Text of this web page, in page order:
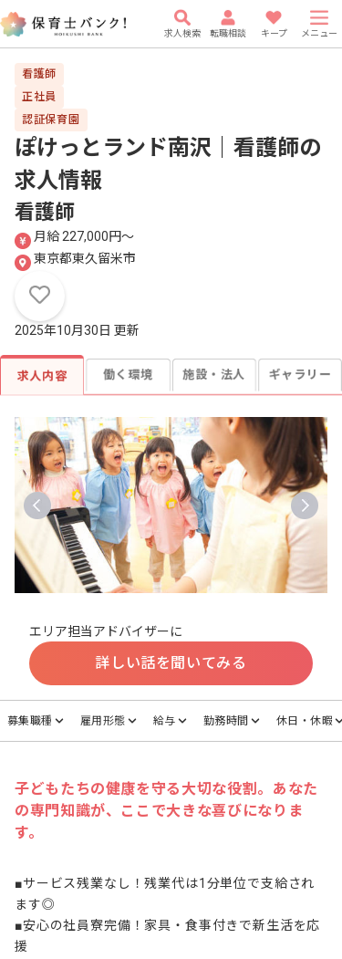
求人検索 転職相談 キープ メニュー
看護師
正社員
認証保育園
ぽけっとランド南沢｜看護師の
求人情報
看護師
月給 227,000円〜
東京都東久留米市
2025年10月30日 更新
求人内容 働く環境 施設・法人 ギャラリー
エリア担当アドバイザーに
詳しい話を聞いてみる
募集職種 雇用形態 給与 勤務時間 休日・休暇
子どもたちの健康を守る大切な役割。あなた
の専門知識が、ここで大きな喜びになりま
す。
■サービス残業なし！残業代は1分単位で支給され
ます◎
■安心の社員寮完備！家具・食事付きで新生活を応
援